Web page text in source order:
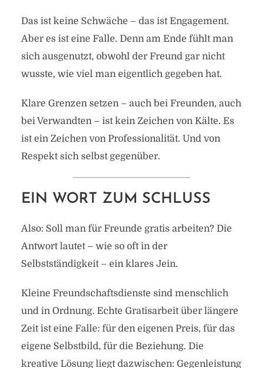
Das ist keine Schwäche – das ist Engagement.
Aber es ist eine Falle. Denn am Ende fühlt man
sich ausgenutzt, obwohl der Freund gar nicht
wusste, wie viel man eigentlich gegeben hat.
Klare Grenzen setzen – auch bei Freunden, auch
bei Verwandten – ist kein Zeichen von Kälte. Es
ist ein Zeichen von Professionalität. Und von
Respekt sich selbst gegenüber.
EIN WORT ZUM SCHLUSS
Also: Soll man für Freunde gratis arbeiten? Die
Antwort lautet – wie so oft in der
Selbstständigkeit – ein klares Jein.
Kleine Freundschaftsdienste sind menschlich
und in Ordnung. Echte Gratisarbeit über längere
Zeit ist eine Falle: für den eigenen Preis, für das
eigene Selbstbild, für die Beziehung. Die
kreative Lösung liegt dazwischen: Gegenleistung